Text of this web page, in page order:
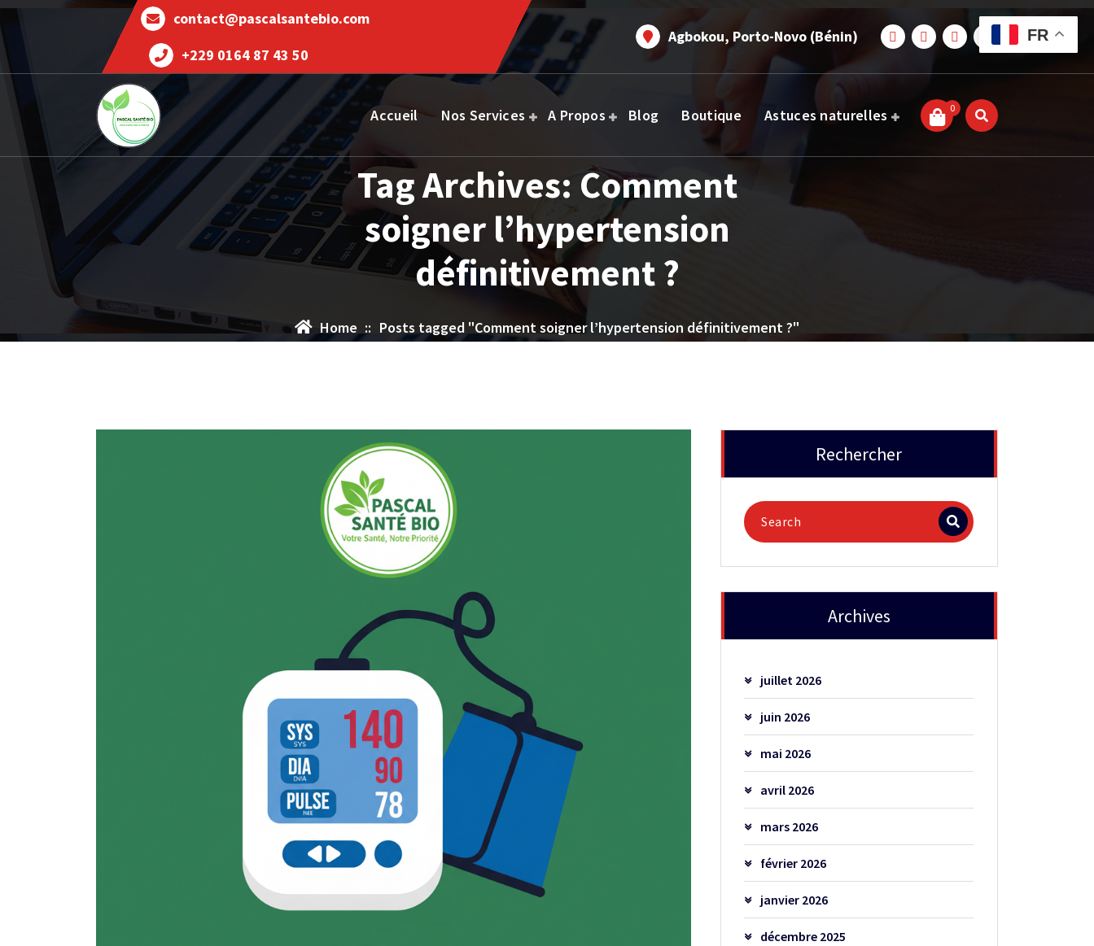
contact@pascalsantebio.com
+229 0164 87 43 50
Agbokou, Porto-Novo (Bénin)
Votre santé notre priorité
Accueil Nos Services A Propos Blog Boutique Astuces naturelles 0
Tag Archives: Comment
soigner l’hypertension
définitivement ?
Home :: Posts tagged "Comment soigner l’hypertension définitivement ?"
Rechercher
Archives
juillet 2026
juin 2026
mai 2026
avril 2026
mars 2026
février 2026
janvier 2026
décembre 2025
FR